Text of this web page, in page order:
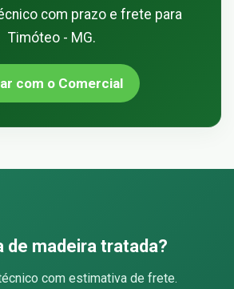
com prazo e frete para
Timóteo - MG.
com o Comercial
de madeira tratada?
com estimativa de frete.